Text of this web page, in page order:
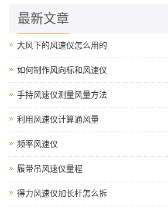
最新文章
大风下的风速仪怎么用的
如何制作风向标和风速仪
手持风速仪测量风量方法
利用风速仪计算通风量
频率风速仪
履带吊风速仪量程
得力风速仪加长杆怎么拆